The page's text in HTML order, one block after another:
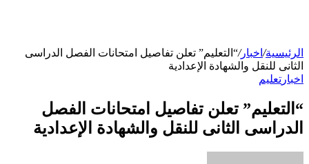
الرئيسية/ اخبار/“التعليم” تعلن تفاصيل امتحانات الفصل الدراسى
الثانى للنقل والشهادة الإعدادية
اخبار تعليم
“التعليم” تعلن تفاصيل امتحانات الفصل
الدراسى الثانى للنقل والشهادة الإعدادية